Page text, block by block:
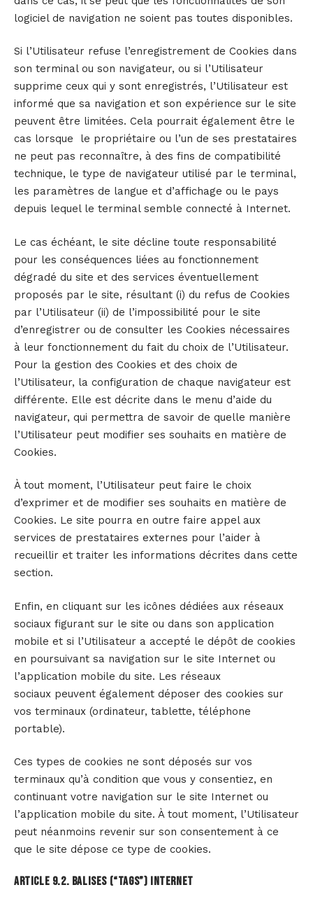
logiciel de navigation ne soient pas toutes disponibles.
Si l’Utilisateur refuse l’enregistrement de Cookies dans
son terminal ou son navigateur, ou si l’Utilisateur
supprime ceux qui y sont enregistrés, l’Utilisateur est
informé que sa navigation et son expérience sur le site
peuvent être limitées. Cela pourrait également être le
cas lorsque le propriétaire ou l’un de ses prestataires
ne peut pas reconnaître, à des fins de compatibilité
technique, le type de navigateur utilisé par le terminal,
les paramètres de langue et d’affichage ou le pays
depuis lequel le terminal semble connecté à Internet.
Le cas échéant, le site décline toute responsabilité
pour les conséquences liées au fonctionnement
dégradé du site et des services éventuellement
proposés par le site, résultant (i) du refus de Cookies
par l’Utilisateur (ii) de l’impossibilité pour le site
d’enregistrer ou de consulter les Cookies nécessaires
à leur fonctionnement du fait du choix de l’Utilisateur.
Pour la gestion des Cookies et des choix de
l’Utilisateur, la configuration de chaque navigateur est
différente. Elle est décrite dans le menu d’aide du
navigateur, qui permettra de savoir de quelle manière
l’Utilisateur peut modifier ses souhaits en matière de
Cookies.
À tout moment, l’Utilisateur peut faire le choix
d’exprimer et de modifier ses souhaits en matière de
Cookies. Le site pourra en outre faire appel aux
services de prestataires externes pour l’aider à
recueillir et traiter les informations décrites dans cette
section.
Enfin, en cliquant sur les icônes dédiées aux réseaux
sociaux figurant sur le site ou dans son application
mobile et si l’Utilisateur a accepté le dépôt de cookies
en poursuivant sa navigation sur le site Internet ou
l’application mobile du site. Les réseaux
sociaux peuvent également déposer des cookies sur
vos terminaux (ordinateur, tablette, téléphone
portable).
Ces types de cookies ne sont déposés sur vos
terminaux qu’à condition que vous y consentiez, en
continuant votre navigation sur le site Internet ou
l’application mobile du site. À tout moment, l’Utilisateur
peut néanmoins revenir sur son consentement à ce
que le site dépose ce type de cookies.
Article 9.2. BALISES (“TAGS”) INTERNET